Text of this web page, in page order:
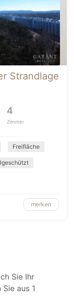
Strandlage
4
Zimmer
Freifläche
merken
Sie Ihr
aus 1